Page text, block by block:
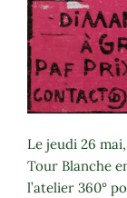
Le jeudi 26
Tour Blanche
l’atelier 360°